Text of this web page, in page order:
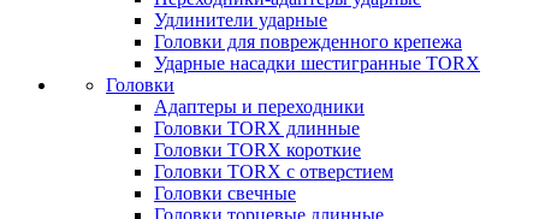
Удлинители ударные
Головки для поврежденного крепежа
Ударные насадки шестигранные TORX
Головки
Адаптеры и переходники
Головки TORX длинные
Головки TORX короткие
Головки TORX с отверстием
Головки свечные
Головки торцевые длинные